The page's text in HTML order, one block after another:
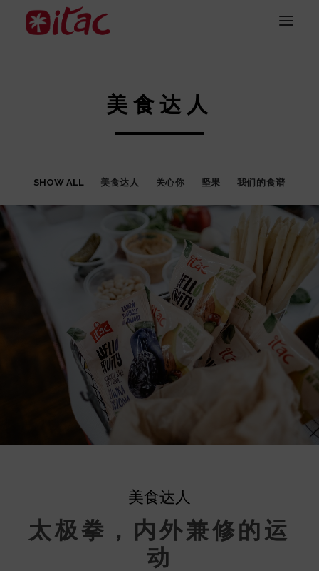
美食达人
SHOW ALL 美食达人 关心你 坚果 我们的食谱
美食达人
太极拳，内外兼修的运
动